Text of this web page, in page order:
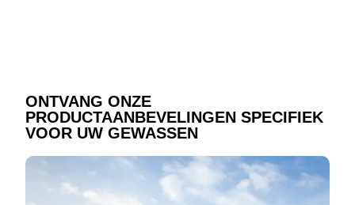
ONTVANG ONZE
PRODUCTAANBEVELINGEN SPECIFIEK
VOOR UW GEWASSEN